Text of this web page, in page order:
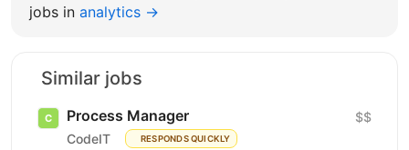
jobs in analytics →
Similar jobs
Process Manager
CodeIT RESPONDS QUICKLY
$$